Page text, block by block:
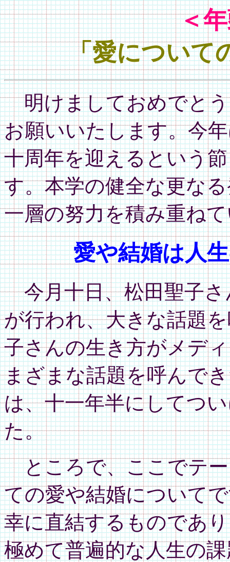
＜
「愛について
明けましておめでとう
お願いいたします。今
十周年を迎えるという
す。本学の健全な更な
一層の努力を積み重ね
愛や結婚は人
今月十日、松田聖子さ
が行われ、大きな話題
子さんの生き方がメデ
まざまな話題を呼んで
は、十一年半にしてつ
た。
ところで、ここでテー
ての愛や結婚について
幸に直結するものであ
極めて普遍的な人生の